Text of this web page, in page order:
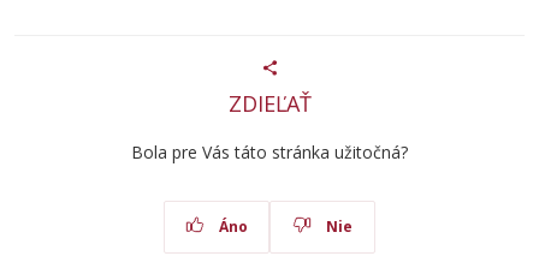
ZDIEĽAŤ
Bola pre Vás táto stránka užitočná?
Áno Nie